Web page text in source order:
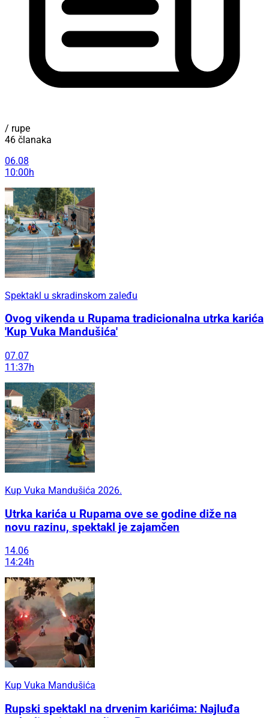
/ rupe
46 članaka
06.08
10:00h
Spektakl u skradinskom zaleđu
Ovog vikenda u Rupama tradicionalna utrka karića
'Kup Vuka Mandušića'
07.07
11:37h
Kup Vuka Mandušića 2026.
Utrka karića u Rupama ove se godine diže na
novu razinu, spektakl je zajamčen
14.06
14:24h
Kup Vuka Mandušića
Rupski spektakl na drvenim karićima: Najluđa